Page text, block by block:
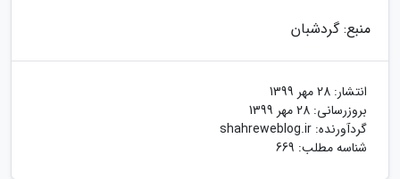
منبع: گردشبان
انتشار: 28 مهر 1399
بروزرسانی: 28 مهر 1399
گردآورنده: shahreweblog.ir
شناسه مطلب: 669